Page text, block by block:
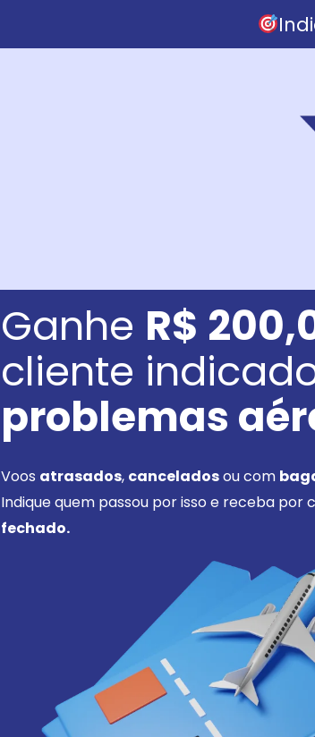
Ganhe R$
cliente
problemas
Voos atrasados, canceladosou com
Indique quem passou por isso e receba por
fechado.